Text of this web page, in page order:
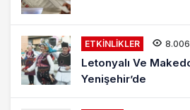
ETKINLIKLER 8.006
Letonyalı Ve
Yenişehir’de